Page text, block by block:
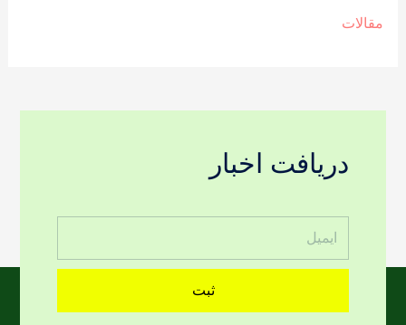
مقالات
دریافت اخبار
ثبت